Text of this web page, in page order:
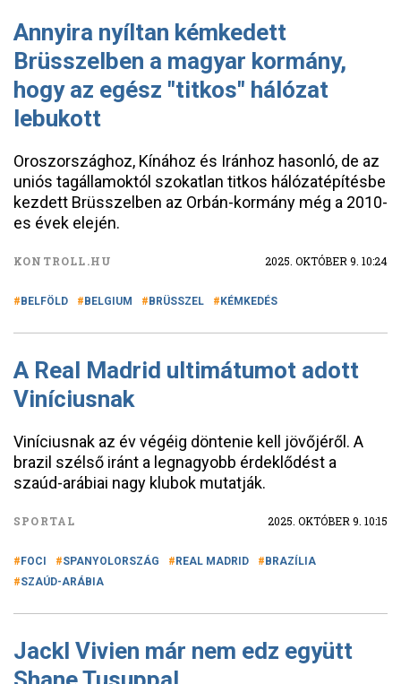
Annyira nyíltan kémkedett
Brüsszelben a magyar kormány,
hogy az egész "titkos" hálózat
lebukott
Oroszországhoz, Kínához és Iránhoz hasonló, de az
uniós tagállamoktól szokatlan titkos hálózatépítésbe
kezdett Brüsszelben az Orbán-kormány még a 2010-
es évek elején.
KONTROLL.HU 2025. OKTÓBER 9. 10:24
BELFÖLD BELGIUM BRÜSSZEL KÉMKEDÉS
A Real Madrid ultimátumot adott
Viníciusnak
Viníciusnak az év végéig döntenie kell jövőjéről. A
brazil szélső iránt a legnagyobb érdeklődést a
szaúd-arábiai nagy klubok mutatják.
SPORTAL 2025. OKTÓBER 9. 10:15
FOCI SPANYOLORSZÁG REAL MADRID
BRAZÍLIA
SZAÚD-ARÁBIA
Jackl Vivien már nem edz együtt